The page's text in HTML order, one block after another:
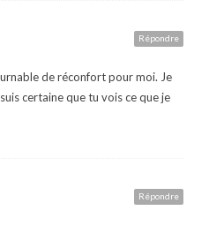
Répondre
de réconfort pour moi. Je
certaine que tu vois ce que je
Répondre